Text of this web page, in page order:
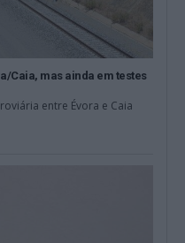
Caia, mas ainda em testes
entre Évora e Caia